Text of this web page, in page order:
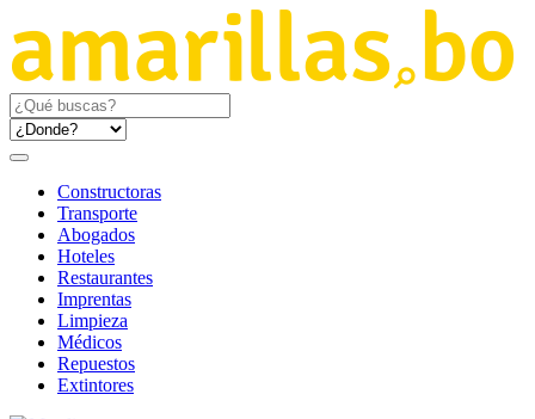
Constructoras
Transporte
Abogados
Hoteles
Restaurantes
Imprentas
Limpieza
Médicos
Repuestos
Extintores